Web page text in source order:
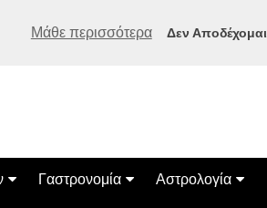
Μάθε περισσότερα Δεν Αποδέχομαι
Γαστρονομία Αστρολογία